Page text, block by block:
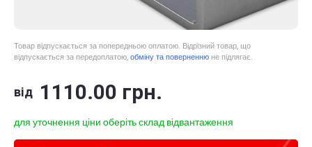
Товар відпускається за попередньою оплатою. Відрізний товар, що
відпускається за передоплатою, обміну та поверненню не підлягає.
від 1110.00 грн.
для уточнення ціни оберіть склад відвантаження